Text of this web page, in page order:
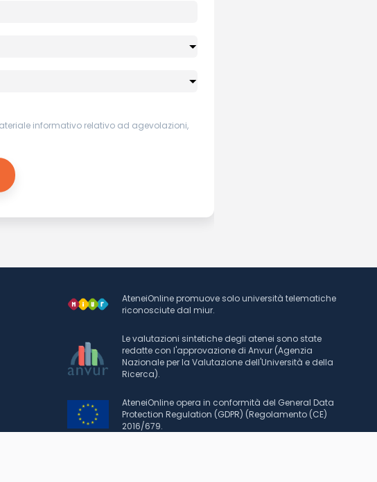
informativo relativo ad agevolazioni,
AteneiOnline promuove solo università telematiche
riconosciute dal miur.
Le valutazioni sintetiche degli atenei sono state
redatte con l'approvazione di Anvur (Agenzia
Nazionale per la Valutazione dell'Università e della
Ricerca).
AteneiOnline opera in conformità del General Data
Protection Regulation (GDPR) (Regolamento (CE)
2016/679.